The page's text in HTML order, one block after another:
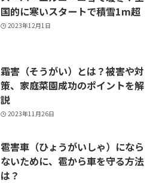
国的に寒いスタートで積雪1m超
2023年12月1日
霜害（そうがい）とは？被害や対
策、家庭菜園成功のポイントを解
説
2023年11月26日
雹害車（ひょうがいしゃ）になら
ないために、雹から車を守る方法
は？